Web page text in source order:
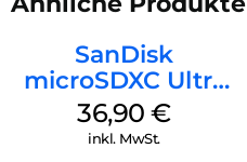
SanDisk
microSDXC Ultra
128 GB + Adapter
Mobile
36,90€
inkl. MwSt.